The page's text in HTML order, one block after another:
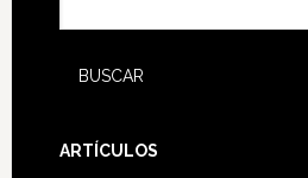
ARTÍCULOS